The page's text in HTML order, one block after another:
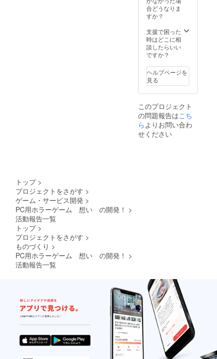
合どうなりま
すか？
支援で困った
時はどこに相
談したらいい
ですか？
ヘルプページを
見る
このプロジェクト
の問題報告はこち
ら よりお問い合わ
せください
トップ >
プロジェクトをさがす >
ゲーム・サービス開発 >
PC用ホラーゲーム 想い の開発！ >
活動報告一覧
トップ >
プロジェクトをさがす >
ものづくり >
PC用ホラーゲーム 想い の開発！ >
活動報告一覧